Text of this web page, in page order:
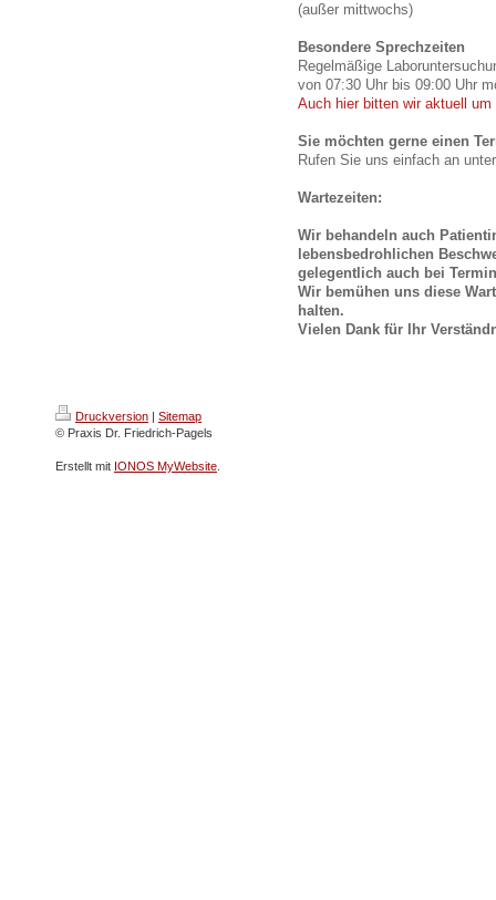
(außer mittwochs)
Besondere Sprechzeiten
Regelmäßige
von 07:30 Uhr bis 09:00 Uhr
Auch hier bitten wir aktuell
Sie möchten gerne einen
Rufen Sie uns einfach an
Wartezeiten:
Wir behandeln auch
lebensbedrohlichen
gelegentlich auch bei
Wir bemühen uns diese
halten.
Vielen Dank für Ihr
Druckversion | Sitemap
© Praxis Dr. Friedrich-Pagels
Erstellt mit IONOS MyWebsite